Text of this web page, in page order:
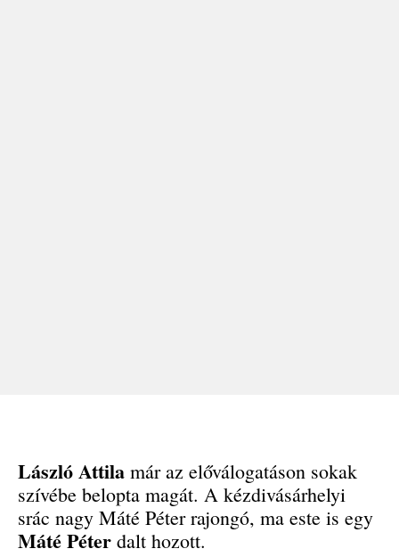
László Attila már az előválogatáson sokak
szívébe belopta magát. A kézdivásárhelyi
srác nagy Máté Péter rajongó, ma este is egy
Máté Péter dalt hozott.